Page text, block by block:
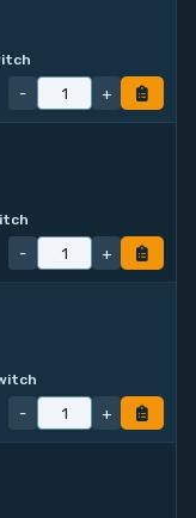
- +
- +
- +